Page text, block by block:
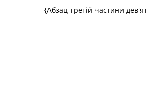
{Абзац третій частини